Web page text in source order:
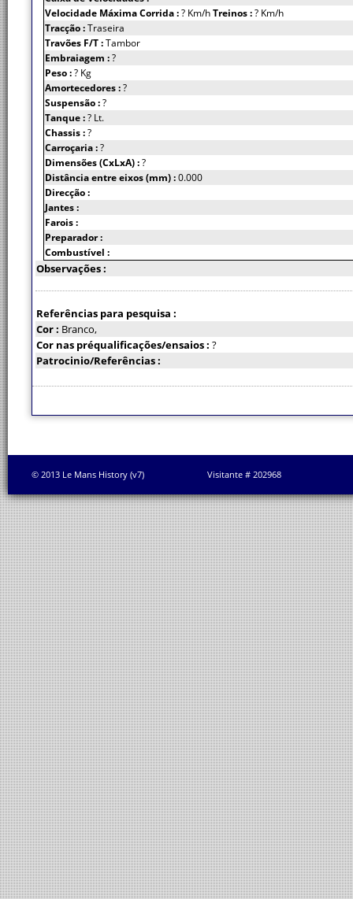
Velocidade Máxima Corrida :? Km/hTreinos :? Km/h
Tracção :Traseira
Travões F/T :Tambor
Embraiagem :?
Peso :? Kg
Amortecedores :?
Suspensão :?
Tanque :? Lt.
Chassis :?
Carroçaria :?
Dimensões (CxLxA) :?
Distância entre eixos (mm) :0.000
Direcção :
Jantes :
Farois :
Preparador :
Combustível :
Observações :
Referências para pesquisa :
Cor : Branco,
Cor nas préqualificações/ensaios : ?
Patrocinio/Referências :
© 2013 Le Mans History (v7) Visitante # 202968